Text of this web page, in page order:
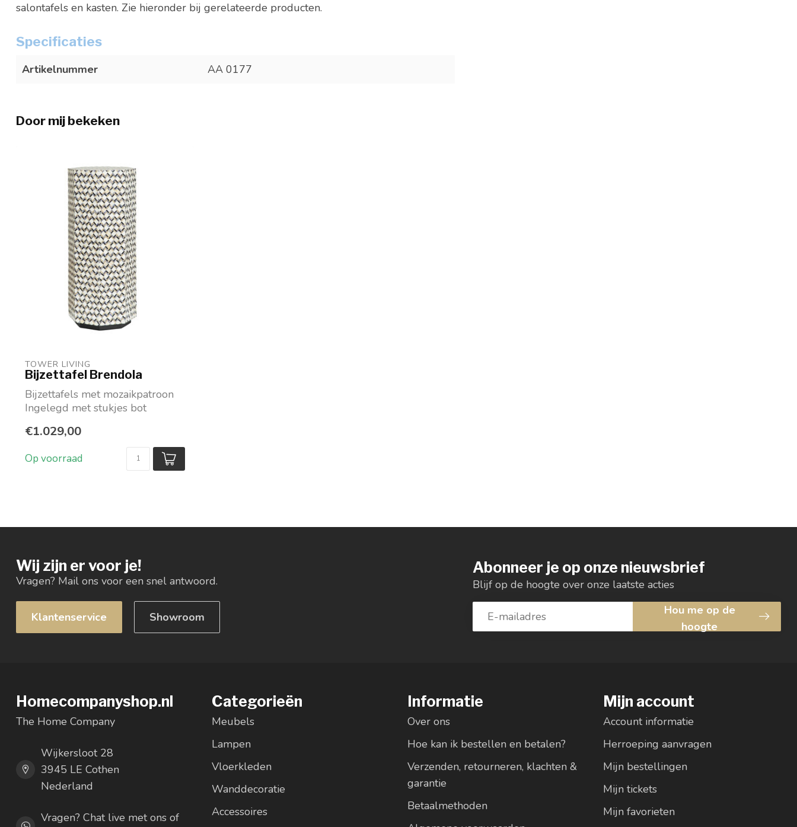
salontafels en kasten. Zie hieronder bij gerelateerde producten.
Specificaties
Artikelnummer AA 0177
Door mij bekeken
TOWER LIVING
Bijzettafel Brendola
Bijzettafels met mozaikpatroon
Ingelegd met stukjes bot
€1.029,00
Op voorraad
Wij zijn er voor je!
Vragen? Mail ons voor een snel antwoord.
Klantenservice Showroom
Abonneer je op onze nieuwsbrief
Blijf op de hoogte over onze laatste acties
Hou me op de
hoogte
Homecompanyshop.nl
The Home Company
Wijkersloot 28
3945 LE Cothen
Nederland
Vragen? Chat live met ons of
Categorieën
Meubels
Lampen
Vloerkleden
Wanddecoratie
Accessoires
Informatie
Over ons
Hoe kan ik bestellen en betalen?
Verzenden, retourneren, klachten &
garantie
Betaalmethoden
Mijn account
Account informatie
Herroeping aanvragen
Mijn bestellingen
Mijn tickets
Mijn favorieten